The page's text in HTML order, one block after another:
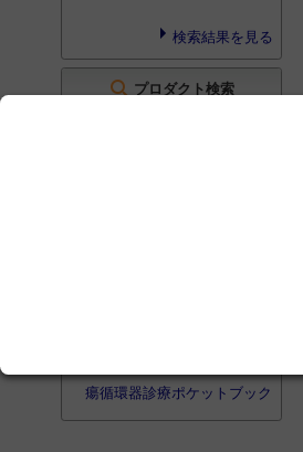
検索結果を見る
searchプロダクト検索
瘍循環器診療ポケットブック